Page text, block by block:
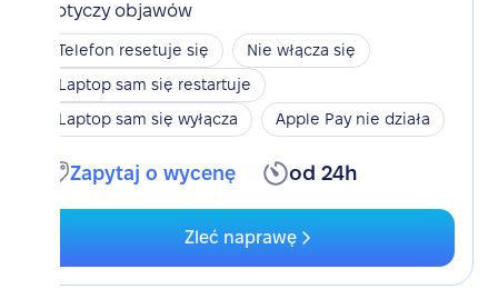
Dotyczy objawów
Telefon resetuje się
Nie włącza się
Laptop sam się restartuje
Laptop sam się wyłącza
Apple Pay nie działa
Zapytaj o wycenę od 24h
Zleć naprawę